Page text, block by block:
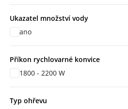
Ukazatel množství vody
ano
Příkon rychlovarné konvice
1800 - 2200 W
Typ ohřevu